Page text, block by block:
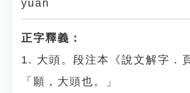
yuàn
正字釋義：
1. 大頭。段注本《說文解字．
「願，大頭也。」